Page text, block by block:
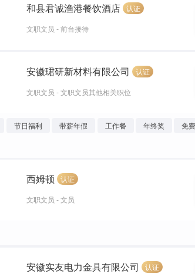
和县君诚渔港餐饮酒店 认证
文职文员 - 前台接待
安徽珺研新材料有限公司 认证
文职文员 - 文职文员其他相关职位
节日福利 带薪年假 工作餐 年终奖
免
西姆顿 认证
文职文员 - 文员
安徽实友电力金具有限公司 认证